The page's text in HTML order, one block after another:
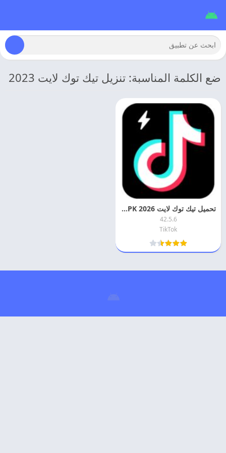
ضع الكلمة المناسبة: تنزيل تيك توك لايت 2023
تحميل تيك توك لايت 2026 TikTok Lite APK اخر اصدار
42.5.6
TikTok